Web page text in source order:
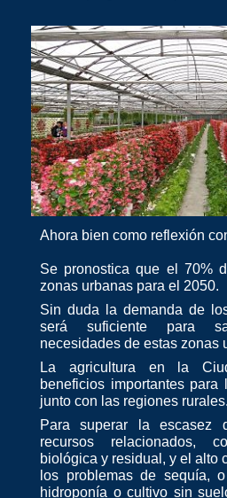
Ahora bien como reflexión
Se pronostica que el 70%
zonas urbanas para el 2050.
Sin duda la demanda de
será suficiente para
necesidades de estas zonas
La agricultura en la
beneficios importantes para
junto con las regiones rurales.
Para superar la escasez
recursos relacionados,
biológica y residual, y el alto
los problemas de sequía,
hidroponía o cultivo sin